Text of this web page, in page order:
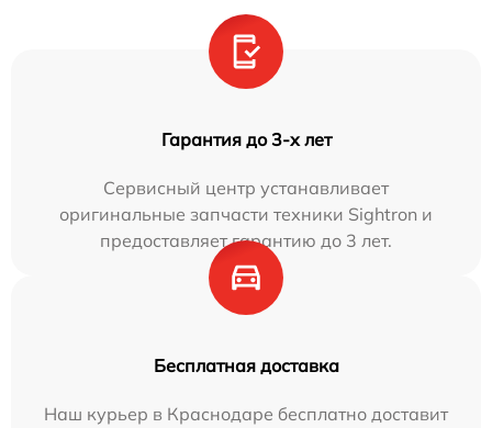
Гарантия до 3-х лет
Сервисный центр устанавливает
оригинальные запчасти техники Sightron и
предоставляет гарантию до 3 лет.
Бесплатная доставка
Наш курьер в Краснодаре бесплатно доставит